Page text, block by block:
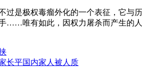
过是极权毒瘤外化的一个表征，它与
……唯有如此，因权力屠杀而产生的人
平国内家人被人质